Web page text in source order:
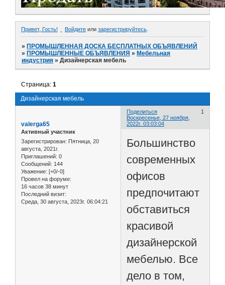
Привет, Гость! Войдите или зарегистрируйтесь
»ПРОМЫШЛЕННАЯ ДОСКА БЕСПЛАТНЫХ ОБЪЯВЛЕНИЙ
»ПРОМЫШЛЕННЫЕ ОБЪЯВЛЕНИЯ »Мебельная
индустрия »Дизайнерская мебель
Дизайнерская мебель
Страница:1
Поделиться
1
Воскресенье, 27 ноября,
2022г. 03:03:04
valerga65
Активный участник
Зарегистрирован: Пятница, 20
августа, 2021г.
Приглашений: 0
Сообщений: 144
Уважение: [+0/-0]
Провел на форуме:
16 часов 38 минут
Последний визит:
Среда, 30 августа, 2023г. 06:04:21
Большинство
современных
офисов
предпочитают
обставиться
красивой
дизайнерской
мебелью. Все
дело в том,